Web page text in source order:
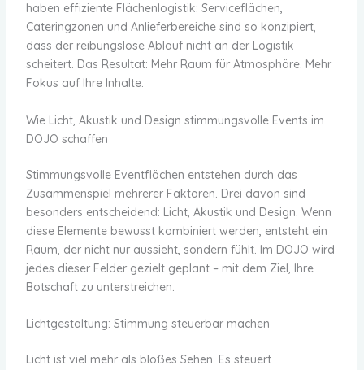
haben effiziente Flächenlogistik: Serviceflächen,
Cateringzonen und Anlieferbereiche sind so konzipiert,
dass der reibungslose Ablauf nicht an der Logistik
scheitert. Das Resultat: Mehr Raum für Atmosphäre. Mehr
Fokus auf Ihre Inhalte.
Wie Licht, Akustik und Design stimmungsvolle Events im
DOJO schaffen
Stimmungsvolle Eventflächen entstehen durch das
Zusammenspiel mehrerer Faktoren. Drei davon sind
besonders entscheidend: Licht, Akustik und Design. Wenn
diese Elemente bewusst kombiniert werden, entsteht ein
Raum, der nicht nur aussieht, sondern fühlt. Im DOJO wird
jedes dieser Felder gezielt geplant – mit dem Ziel, Ihre
Botschaft zu unterstreichen.
Lichtgestaltung: Stimmung steuerbar machen
Licht ist viel mehr als bloßes Sehen. Es steuert